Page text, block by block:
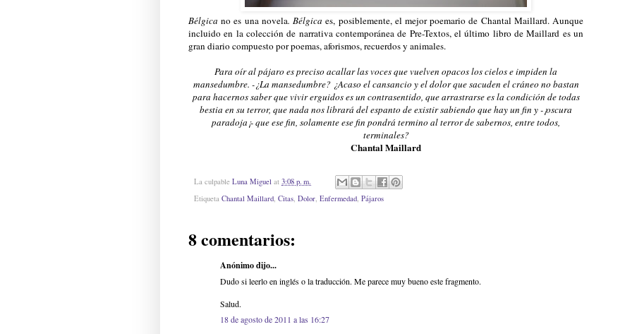
Bélgica no es una novela. Bélgica es, posiblemente, el mejor poemario de Chantal Maillard. Aunque
incluido en la colección de narrativa contemporánea de Pre-Textos, el último libro de Maillard es un
gran diario compuesto por poemas, aforismos, recuerdos y animales.
Para oír al pájaro es preciso acallar las voces que vuelven opacos los cielos e impiden la
mansedumbre. -¿La mansedumbre? ¿Acaso el cansancio y el dolor que sacuden el cráneo no bastan
para hacernos saber que vivir erguidos es un contrasentido, que arrastrarse es la condición de todas
bestia en su terror, que nada nos librará del espanto de existir sabiendo que hay un fin y -¡oscura
paradoja¡- que ese fin, solamente ese fin pondrá termino al terror de sabernos, entre todos,
terminales?
Chantal Maillard
La culpable Luna Miguel at 3:08 p. m.
Etiqueta Chantal Maillard, Citas, Dolor, Enfermedad, Pájaros
8 comentarios:
Anónimo dijo...
Dudo si leerlo en inglés o la traducción. Me parece muy bueno este fragmento.
Salud.
18 de agosto de 2011 a las 16:27